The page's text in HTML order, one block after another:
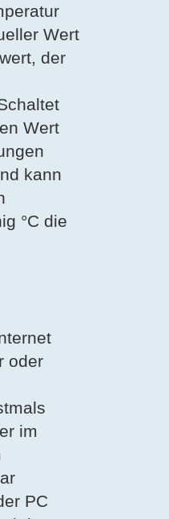
Wert
der
Wert
kann
°C die
oder
im
PC